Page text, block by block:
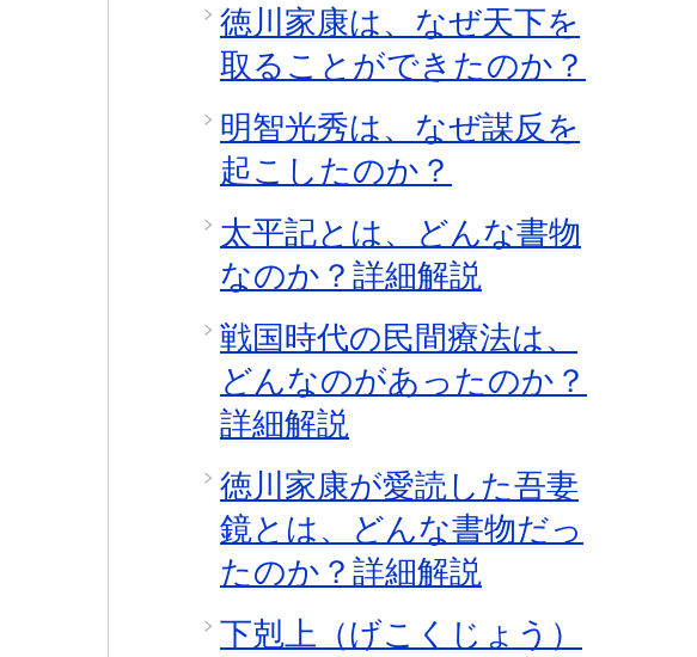
徳川家康は、なぜ天下を
取ることができたのか？
明智光秀は、なぜ謀反を
起こしたのか？
太平記とは、どんな書物
なのか？詳細解説
戦国時代の民間療法は、
どんなのがあったのか？
詳細解説
徳川家康が愛読した吾妻
鏡とは、どんな書物だっ
たのか？詳細解説
下剋上（げこくじょう）